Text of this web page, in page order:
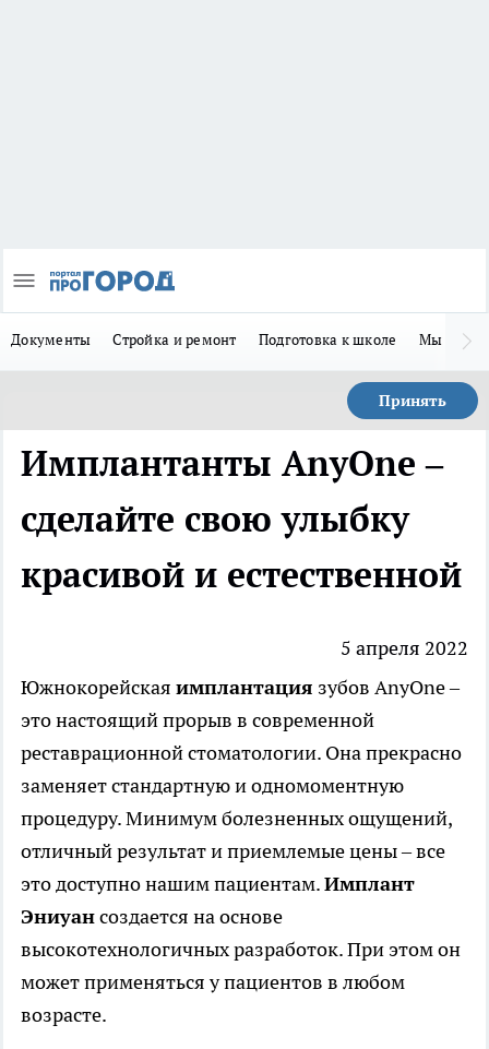
Документы Стройка и ремонт Подготовка к школе Мы в MAX
Принять
Имплантанты AnyOne –
сделайте свою улыбку
красивой и естественной
5 апреля 2022
Южнокорейская имплантация зубов AnyOne–
это настоящий прорыв в современной
реставрационной стоматологии. Она прекрасно
заменяет стандартную и одномоментную
процедуру. Минимум болезненных ощущений,
отличный результат и приемлемые цены – все
это доступно нашим пациентам.Имплант
Эниуансоздается на основе
высокотехнологичных разработок. При этом он
может применяться у пациентов в любом
возрасте.